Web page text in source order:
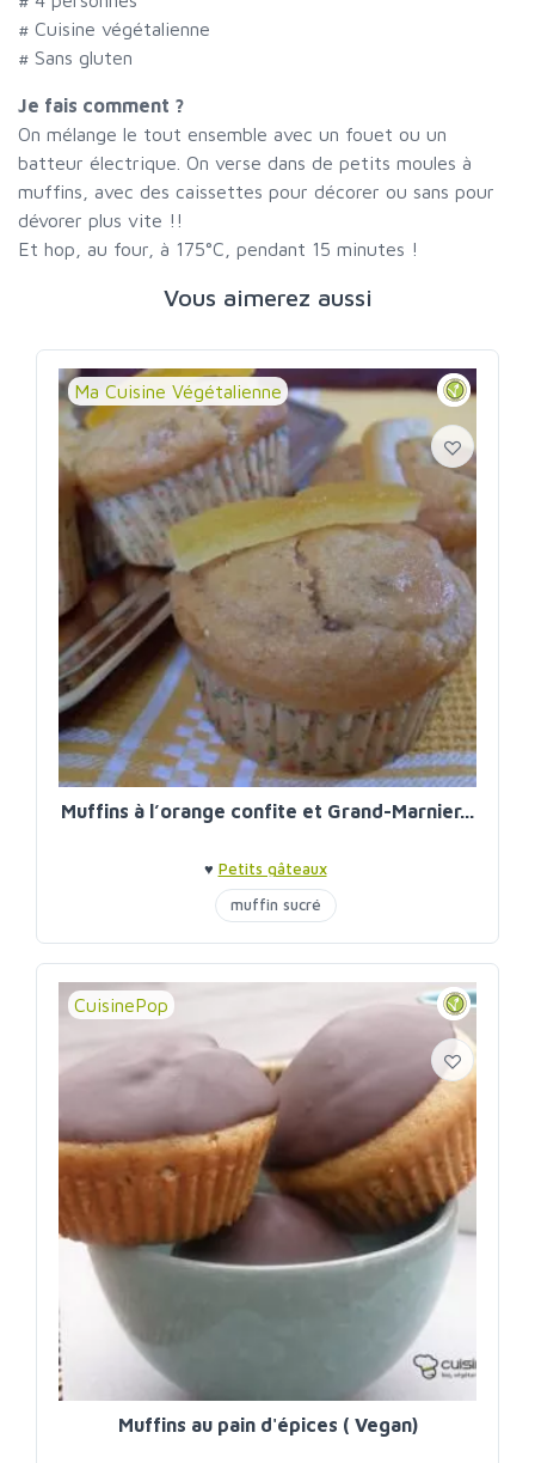
# Cuisine végétalienne
# Sans gluten
Je fais comment ?
On mélange le tout ensemble avec un fouet ou un
batteur électrique. On verse dans de petits moules à
muffins, avec des caissettes pour décorer ou sans pour
dévorer plus vite !!
Et hop, au four, à 175°C, pendant 15 minutes !
Vous aimerez aussi
Ma Cuisine Végétalienne
Muffins à l’orange confite et Grand-Marnier...
♥ Petits gâteaux
muffin sucré
CuisinePop
Muffins au pain d'épices ( Vegan)